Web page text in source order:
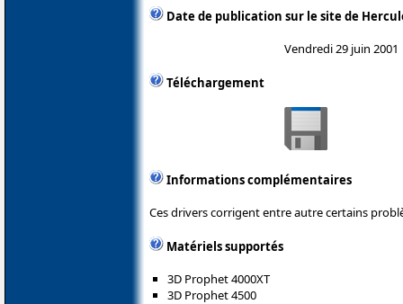
Date de publication sur le site de
Vendredi 29 juin 2001
Téléchargement
Informations complémentaires
Ces drivers corrigent entre autre certains
Matériels supportés
3D Prophet 4000XT
3D Prophet 4500